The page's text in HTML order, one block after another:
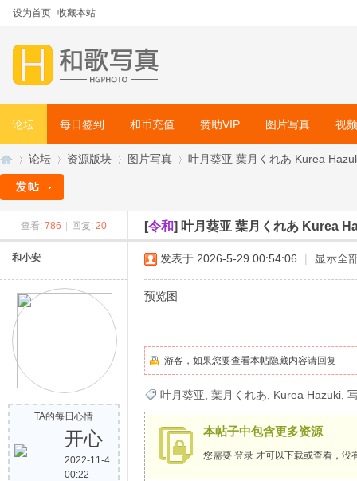
设为首页 收藏本站
论坛 每日签到 和币充值 赞助VIP 图片写真 视
论坛
›
资源版块 图片写真 叶月葵亚 葉月くれあ Kurea
查看: 786 回复: 20 [令和] 叶月葵亚 葉月くれあ Kurea
和小安
TA的每日心情
开心
2022-11-4
00:22
发表于 2026-5-29 00:54:06 | 显示全
预览图
游客，如果您要查看本帖隐藏内容请回复
叶月葵亚 葉月くれあ Kurea Hazuki
本帖子中包含更多资源
您需要 登录 才可以下载或查看，没